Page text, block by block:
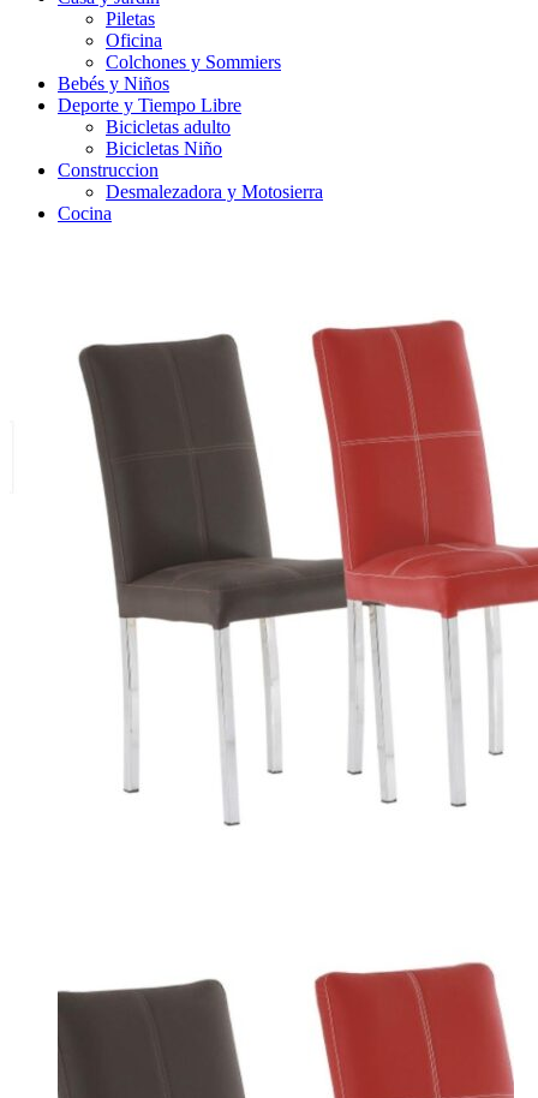
Piletas
Oficina
Colchones y Sommiers
Bebés y Niños
Deporte y Tiempo Libre
Bicicletas adulto
Bicicletas Niño
Construccion
Desmalezadora y Motosierra
Cocina